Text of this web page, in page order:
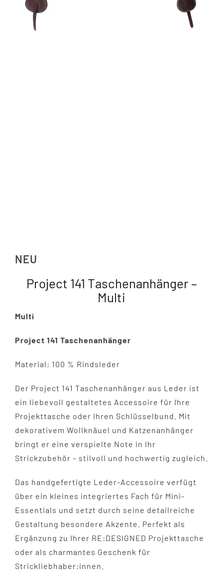
NEU
Project 141 Taschenanhänger –
Multi
Multi
Project 141 Taschenanhänger
Material: 100 % Rindsleder
Der Project 141 Taschenanhänger aus Leder ist
ein liebevoll gestaltetes Accessoire für Ihre
Projekttasche oder Ihren Schlüsselbund. Mit
dekorativem Wollknäuel und Katzenanhänger
bringt er eine verspielte Note in Ihr
Strickzubehör – stilvoll und hochwertig zugleich.
Das handgefertigte Leder-Accessoire verfügt
über ein kleines integriertes Fach für Mini-
Essentials und setzt durch seine detailreiche
Gestaltung besondere Akzente. Perfekt als
Ergänzung zu Ihrer RE:DESIGNED Projekttasche
oder als charmantes Geschenk für
Strickliebhaber:innen.